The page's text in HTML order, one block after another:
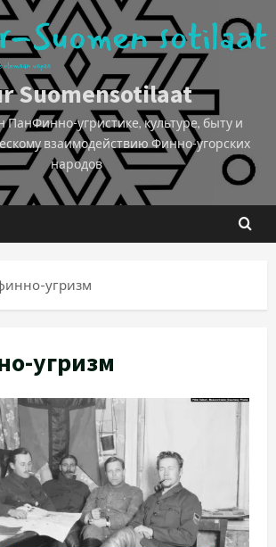
Suomensotilaat
ПанФинно-угристике, культуре, быту и
взаимодействию Финно-угорских
народов
угризм
угризм